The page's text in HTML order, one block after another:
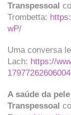
Transpessoal
Trombetta:
wP/
Uma conversa
Lach: https://
A saúde da
Transpessoal